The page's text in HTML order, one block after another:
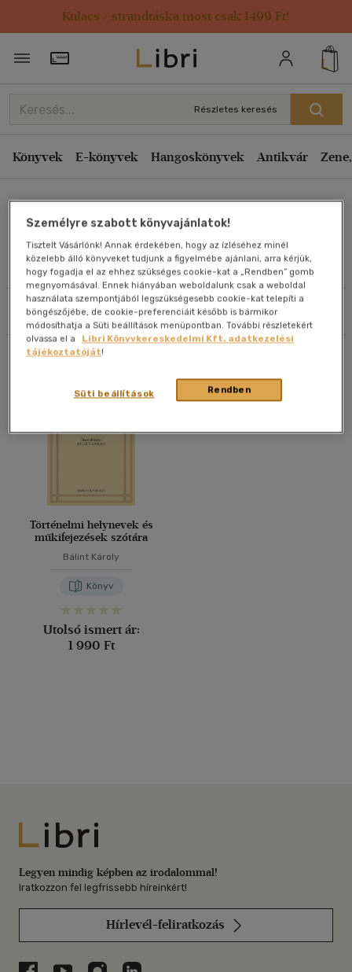
Kulacs / strandtáska most csak 1499 Ft!
Törzsvásárlói Kártya adatai
Részletes keresés
Könyvek E-könyvek Hangoskönyvek Antikvár
Művei
Szűrés Rendezés
Rendezés
Kiadás éve szerint csökkenő
Ár szerint csökkenő
Eladott darabszám szerint csökkenő
Eladott darabszám szerint növekvő
Cím szerint A-Z
Szerző szerint A-Z
Megjelenítés
20 db / oldal
Alkalmaz
Történelmi helynevek és
műkifejezések szótára
Bálint Károly
Könyv
Utolsó ismert ár:
1 990 Ft
Libri
Legyen mindig képben az irodalommal!
Iratkozzon fel legfrissebb híreinkért!
Hírlevél-feliratkozás
Személyre szabott könyvajánlatok!
Tisztelt Vásárlónk! Annak érdekében, hogy az ízléséhez minél
közelebb álló könyveket tudjunk a figyelmébe ajánlani, arra kérjük,
hogy fogadja el az ehhez szükséges cookie-kat a „Rendben” gomb
megnyomásával. Ennek hiányában weboldalunk csak a weboldal
használata szempontjából legszükségesebb cookie-kat telepíti a
böngészőjébe, de cookie-preferenciáit később is bármikor
módosíthatja a Süti beállítások menüpontban. További részletekért
olvassa el a
Libri Könyvkereskedelmi Kft. adatkezelési
tájékoztatóját!
Rendben
Süti beállítások